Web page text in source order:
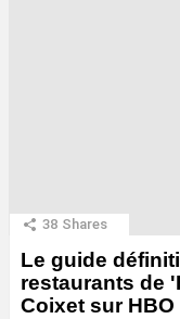
38 Shares
Le guide
restaurants de
Coixet sur HBO